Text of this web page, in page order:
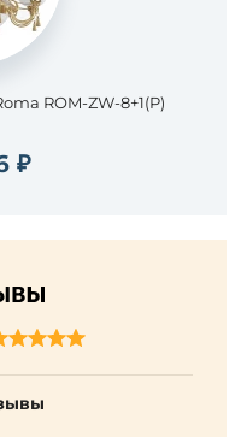
ROM-ZW-8+1(P)
₽